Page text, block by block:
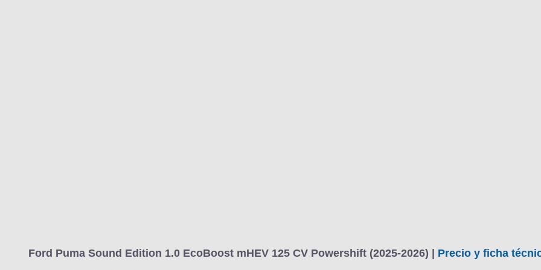
Ford Puma Sound Edition 1.0 EcoBoost mHEV 125 CV Powershift (2025-2026) | Precio y ficha